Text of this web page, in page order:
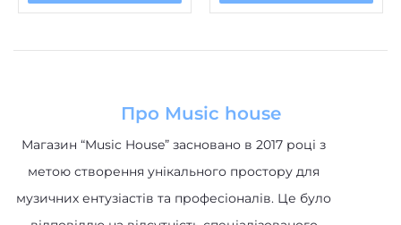
метою створення унікального простору для
музичних ентузіастів та професіоналів. Це було
відповіддю на відсутність спеціалізованого
інтернет-магазину, де клієнти могли б